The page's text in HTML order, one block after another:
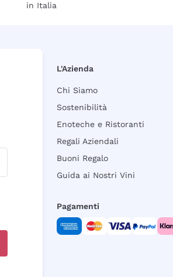
in Italia
L'Azienda
Chi Siamo
Sostenibilità
Enoteche e Ristoranti
Regali Aziendali
Buoni Regalo
Guida ai Nostri Vini
Pagamenti